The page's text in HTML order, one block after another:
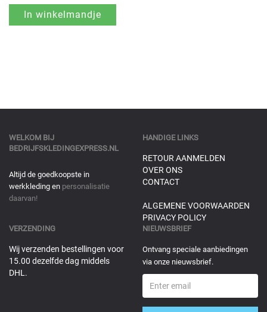
WELKOM BIJ
BEDRIJFSKLEDINGEXPRESS.NL
Altijd de goedkoopste in
werkkleding en personalisatie
daarvan!
HANDIGE LINKS
RETOUR AANMELDEN
OVER ONS
CONTACT
ALGEMENE VOORWAARDEN
PRIVACY POLICY
VERZENDING
Wij verzenden bestellingen voor
15.00 dezelfde dag middels
DHL.
NIEUWSBRIEF
Ontvang speciale aanbiedingen
via onze nieuwsbrief.